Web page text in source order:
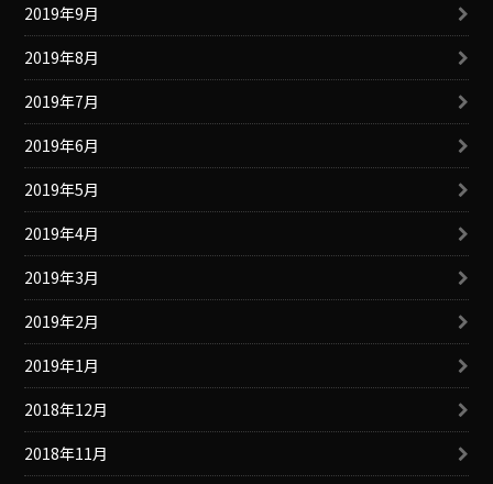
2019年9月
2019年8月
2019年7月
2019年6月
2019年5月
2019年4月
2019年3月
2019年2月
2019年1月
2018年12月
2018年11月